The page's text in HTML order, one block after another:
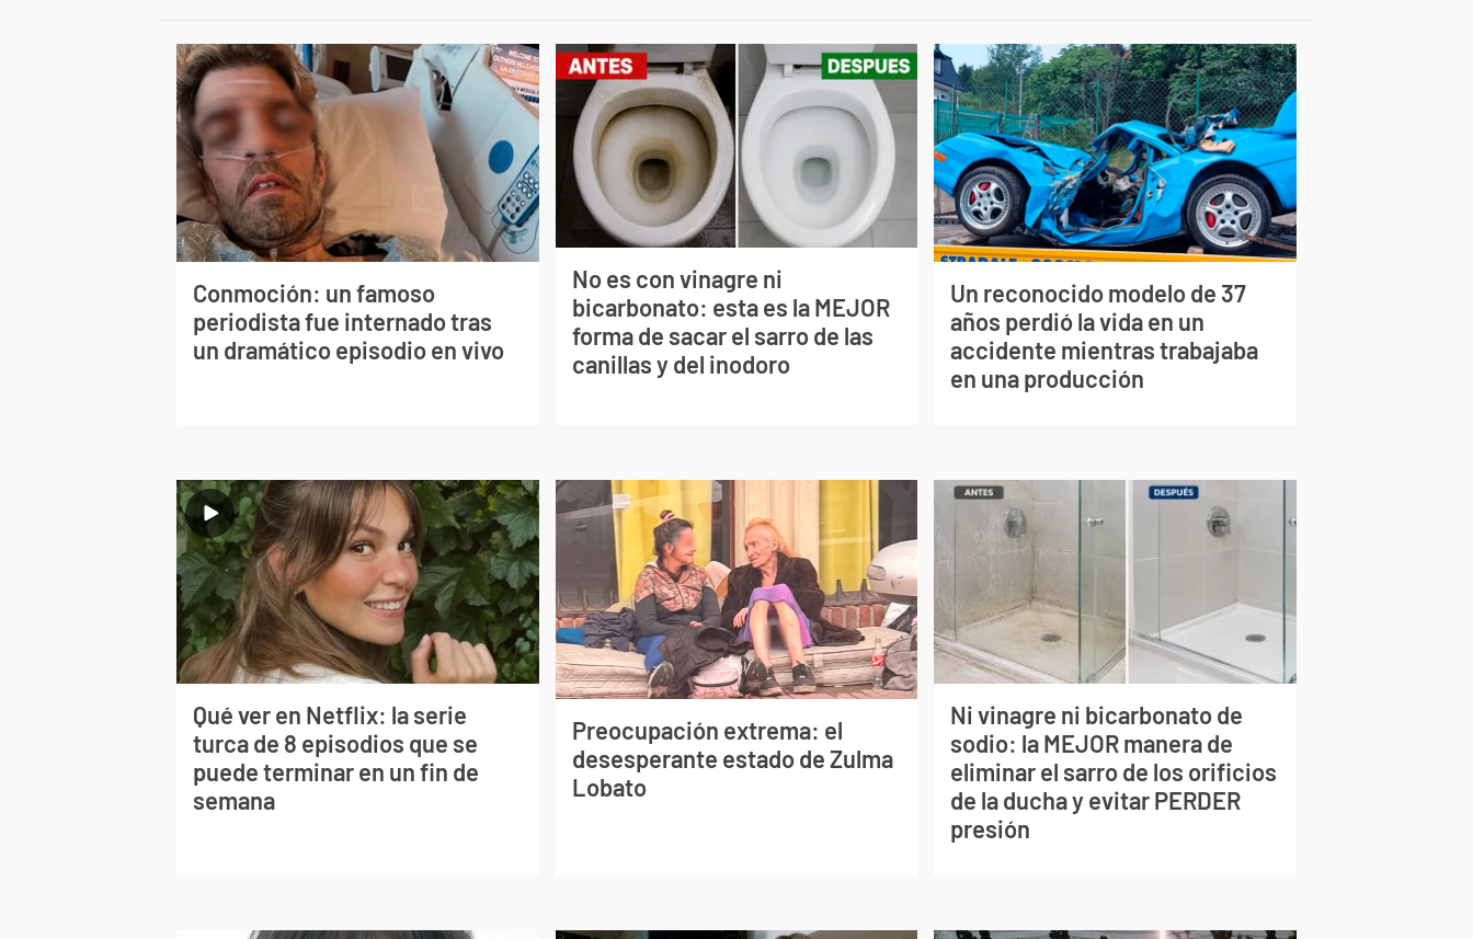
Conmoción: un famoso
periodista fue internado tras
un dramático episodio en vivo
No es con vinagre ni
bicarbonato: esta es la MEJOR
forma de sacar el sarro de las
canillas y del inodoro
Un reconocido modelo de 37
años perdió la vida en un
accidente mientras trabajaba
en una producción
Qué ver en Netflix: la serie
turca de 8 episodios que se
puede terminar en un fin de
semana
Preocupación extrema: el
desesperante estado de Zulma
Lobato
Ni vinagre ni bicarbonato de
sodio: la MEJOR manera de
eliminar el sarro de los orificios
de la ducha y evitar PERDER
presión